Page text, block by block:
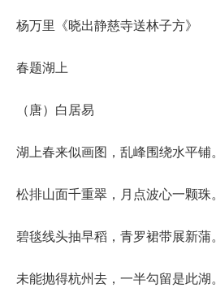
杨万里《晓出静慈寺送林子方》
春题湖上
（唐）白居易
湖上春来似画图，乱峰围绕水平铺。
松排山面千重翠，月点波心一颗珠。
碧毯线头抽早稻，青罗裙带展新蒲。
未能抛得杭州去，一半勾留是此湖。